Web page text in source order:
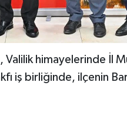
Valilik himayelerinde İl
iş birliğinde, ilçenin